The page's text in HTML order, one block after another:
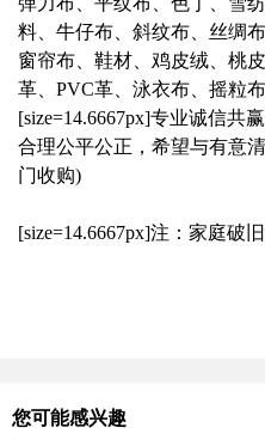
料、牛仔布、斜纹布、丝绸
窗帘布、鞋材、鸡皮绒、桃
革、PVC革、泳衣布、摇粒布
[size=14.6667px]专业诚信共
合理公平公正，希望与有意
门收购)
[size=14.6667px]注：家庭破
您可能感兴趣